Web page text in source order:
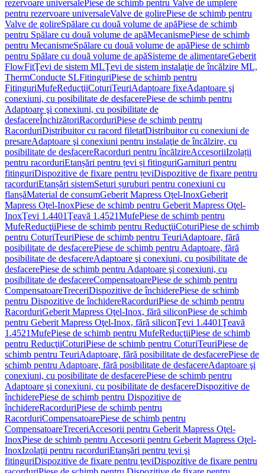
rezervoare universalePiese de schimb pentru Valve de umplere
pentru rezervoare universaleValve de golirePiese de schimb pentru
Valve de golireSpălare cu două volume de apăPiese de schimb
pentru Spălare cu două volume de apăMecanismePiese de schimb
pentru MecanismeSpălare cu două volume de apăPiese de schimb
pentru Spălare cu două volume de apăSisteme de alimentareGeberit
FlowFitŢevi de sistem MLŢevi de sistem instalaţie de încălzire ML,
ThermConducte SLFitinguriPiese de schimb pentru
FitinguriMufeReducţiiCoturiTeuriAdaptoare fixeAdaptoare şi
conexiuni, cu posibilitate de desfacerePiese de schimb pentru
Adaptoare şi conexiuni, cu posibilitate de
desfacereÎnchizătoriRacorduriPiese de schimb pentru
RacorduriDistribuitor cu racord filetatDistribuitor cu conexiuni de
presareAdaptoare şi conexiuni pentru instalaţie de încălzire, cu
posibilitate de desfacereRacorduri pentru încălzireAccesoriiIzolații
pentru racorduriEtanșări pentru țevi și fitinguriGarnituri pentru
fitinguriDispozitive de fixare pentru țeviDispozitive de fixare pentru
racorduriEtanșări sistemSeturi șuruburi pentru conexiuni cu
flanșăMaterial de consumGeberit Mapress Oţel-InoxGeberit
Mapress Oţel-InoxPiese de schimb pentru Geberit Mapress Oţel-
InoxŢevi 1.4401Ţeavă 1.4521MufePiese de schimb pentru
MufeReducţiiPiese de schimb pentru ReducţiiCoturiPiese de schimb
pentru CoturiTeuriPiese de schimb pentru TeuriAdaptoare, fără
posibilitate de desfacerePiese de schimb pentru Adaptoare, fără
posibilitate de desfacereAdaptoare şi conexiuni, cu posibilitate de
desfacerePiese de schimb pentru Adaptoare şi conexiuni, cu
posibilitate de desfacereCompensatoarePiese de schimb pentru
CompensatoareTreceriDispozitive de închiderePiese de schimb
pentru Dispozitive de închidereRacorduriPiese de schimb pentru
RacorduriGeberit Mapress Oţel-Inox, fără siliconPiese de schimb
pentru Geberit Mapress Oţel-Inox, fără siliconŢevi 1.4401Ţeavă
1.4521MufePiese de schimb pentru MufeReducţiiPiese de schimb
pentru ReducţiiCoturiPiese de schimb pentru CoturiTeuriPiese de
schimb pentru TeuriAdaptoare, fără posibilitate de desfacerePiese de
schimb pentru Adaptoare, fără posibilitate de desfacereAdaptoare şi
conexiuni, cu posibilitate de desfacerePiese de schimb pentru
Adaptoare şi conexiuni, cu posibilitate de desfacereDispozitive de
închiderePiese de schimb pentru Dispozitive de
închidereRacorduriPiese de schimb pentru
RacorduriCompensatoarePiese de schimb pentru
CompensatoareTreceriAccesorii pentru Geberit Mapress Oţel-
InoxPiese de schimb pentru Accesorii pentru Geberit Mapress Oţel-
InoxIzolaţii pentru racorduriEtanşări pentru ţevi şi
fitinguriDispozitive de fixare pentru ţeviDispozitive de fixare pentru